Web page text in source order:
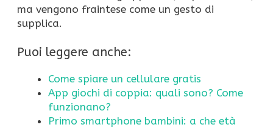
ma vengono fraintese come un gesto di
supplica.
Puoi leggere anche:
Come spiare un cellulare gratis
App giochi di coppia: quali sono? Come
funzionano?
Primo smartphone bambini: a che età